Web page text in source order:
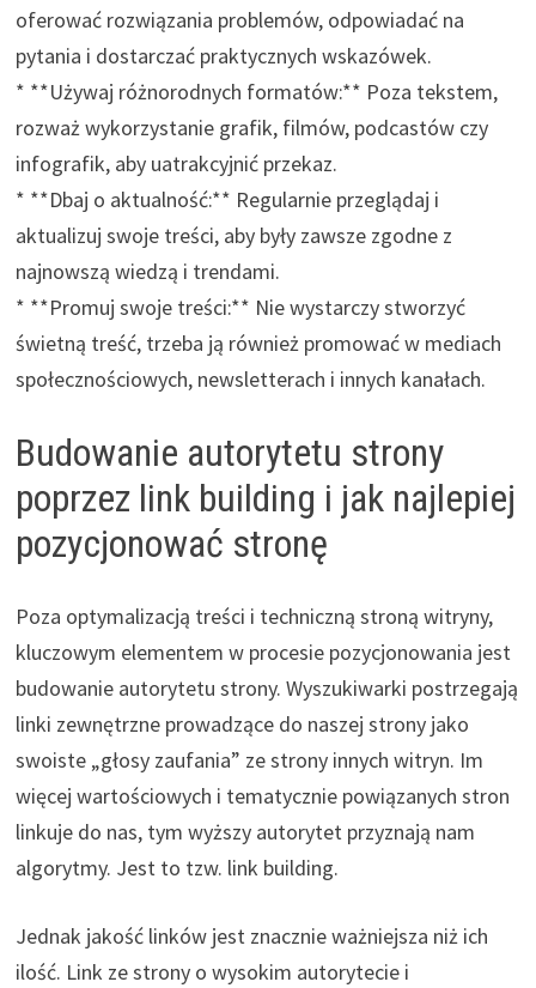
oferować rozwiązania problemów, odpowiadać na
pytania i dostarczać praktycznych wskazówek.
* **Używaj różnorodnych formatów:** Poza tekstem,
rozważ wykorzystanie grafik, filmów, podcastów czy
infografik, aby uatrakcyjnić przekaz.
* **Dbaj o aktualność:** Regularnie przeglądaj i
aktualizuj swoje treści, aby były zawsze zgodne z
najnowszą wiedzą i trendami.
* **Promuj swoje treści:** Nie wystarczy stworzyć
świetną treść, trzeba ją również promować w mediach
społecznościowych, newsletterach i innych kanałach.
Budowanie autorytetu strony
poprzez link building i jak najlepiej
pozycjonować stronę
Poza optymalizacją treści i techniczną stroną witryny,
kluczowym elementem w procesie pozycjonowania jest
budowanie autorytetu strony. Wyszukiwarki postrzegają
linki zewnętrzne prowadzące do naszej strony jako
swoiste „głosy zaufania” ze strony innych witryn. Im
więcej wartościowych i tematycznie powiązanych stron
linkuje do nas, tym wyższy autorytet przyznają nam
algorytmy. Jest to tzw. link building.
Jednak jakość linków jest znacznie ważniejsza niż ich
ilość. Link ze strony o wysokim autorytecie i